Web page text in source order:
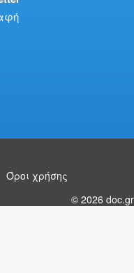
Όροι χρήσης
© 2026 doc.gr